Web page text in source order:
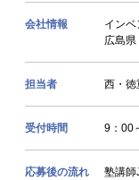
会社情報
イン
広島
担当者 西・徳
受付時間 9：00
応募後の流れ
塾講師